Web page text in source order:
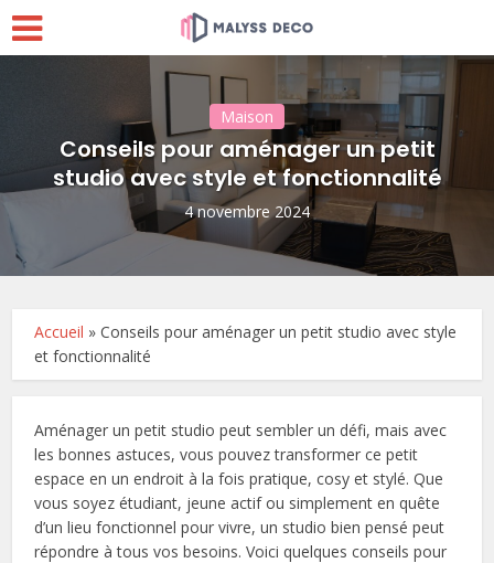
Maison
Conseils pour aménager un petit
studio avec style et fonctionnalité
4 novembre 2024
Accueil »Conseils pour aménager un petit studio avec style
et fonctionnalité
Aménager un petit studio peut sembler un défi, mais avec
les bonnes astuces, vous pouvez transformer ce petit
espace en un endroit à la fois pratique, cosy et stylé. Que
vous soyez étudiant, jeune actif ou simplement en quête
d’un lieu fonctionnel pour vivre, un studio bien pensé peut
répondre à tous vos besoins. Voici quelques conseils pour